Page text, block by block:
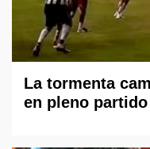
La tormenta
en pleno